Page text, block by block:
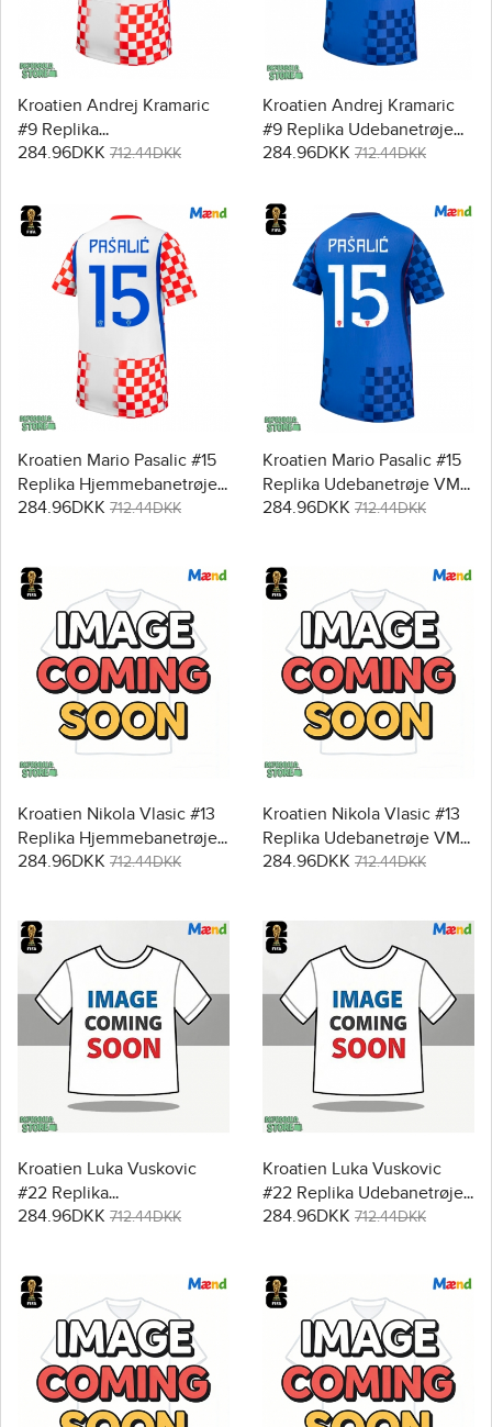
Kroatien Andrej Kramaric
#9 Replika
Hjemmebanetrøje VM
284.96DKK 712.44DKK
Kroatien Andrej Kramaric
#9 Replika Udebanetrøje
VM 2026 Kortærmet
284.96DKK 712.44DKK
Kroatien Mario Pasalic #15
Replika Hjemmebanetrøje
VM 2026 Kortærmet
284.96DKK 712.44DKK
Kroatien Mario Pasalic #15
Replika Udebanetrøje VM
2026 Kortærmet
284.96DKK 712.44DKK
Kroatien Nikola Vlasic #13
Replika Hjemmebanetrøje
VM 2026 Kortærmet
284.96DKK 712.44DKK
Kroatien Nikola Vlasic #13
Replika Udebanetrøje VM
2026 Kortærmet
284.96DKK 712.44DKK
Kroatien Luka Vuskovic
#22 Replika
Hjemmebanetrøje VM
284.96DKK 712.44DKK
Kroatien Luka Vuskovic
#22 Replika Udebanetrøje
VM 2026 Kortærmet
284.96DKK 712.44DKK